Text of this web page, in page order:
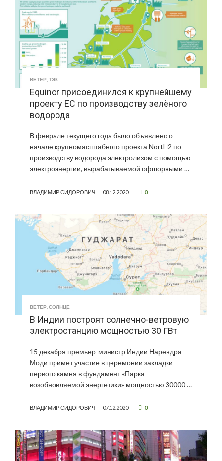
ВЕТЕР ТЭК
Equinor присоединился к крупнейшему
проекту ЕС по производству зелёного
водорода
В феврале текущего года было объявлено о
начале крупномасштабного проекта NortH2 по
производству водорода электролизом с помощью
электроэнергии, вырабатываемой офшорными …
ВЛАДИМИР СИДОРОВИЧ 08.12.2020 0
ВЕТЕР СОЛНЦЕ
В Индии построят солнечно-ветровую
электростанцию мощностью 30 ГВт
15 декабря премьер-министр Индии Нарендра
Моди примет участие в церемонии закладки
первого камня в фундамент «Парка
возобновляемой энергетики» мощностью 30000 …
ВЛАДИМИР СИДОРОВИЧ 07.12.2020 0